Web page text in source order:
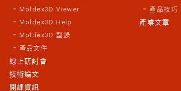
Moldex3D Viewer
Moldex3D Help
Moldex3D 型錄
產品文件
線上研討會
技術論文
開課資訊
產品技巧
產業文章